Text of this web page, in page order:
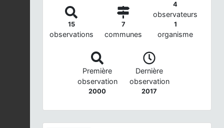
15
observations
7
communes
4
observateurs
1
organisme
Première
observation
2000
Dernière
observation
2017